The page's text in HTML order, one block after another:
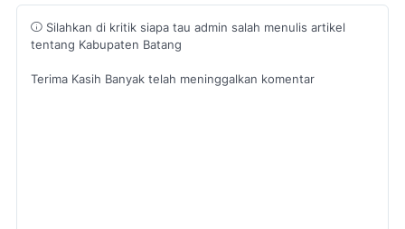
Silahkan di kritik siapa tau admin salah menulis artikel
tentang Kabupaten Batang
Terima Kasih Banyak telah meninggalkan komentar